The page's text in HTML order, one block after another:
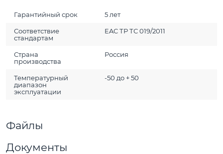
Гарантийный срок 5 лет
Соответствие
стандартам
EAC ТР ТС 019/2011
Страна
производства
Россия
Температурный
диапазон
эксплуатации
-50 до + 50
Файлы
Документы